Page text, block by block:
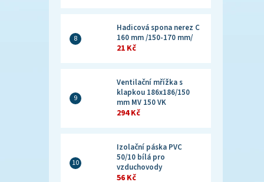
Hadicová spona nerez C
160 mm /150-170 mm/
21 Kč
Ventilační mřížka s
klapkou 186x186/150
mm MV 150 VK
294 Kč
Izolační páska PVC
50/10 bílá pro
vzduchovody
56 Kč